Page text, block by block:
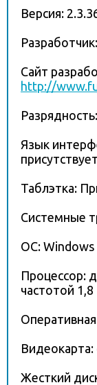
Версия:
Сайт
http://
Язык
Таблэтка:
Системные
ОС: Windows
Процессор:
частотой 1,8
Жесткий